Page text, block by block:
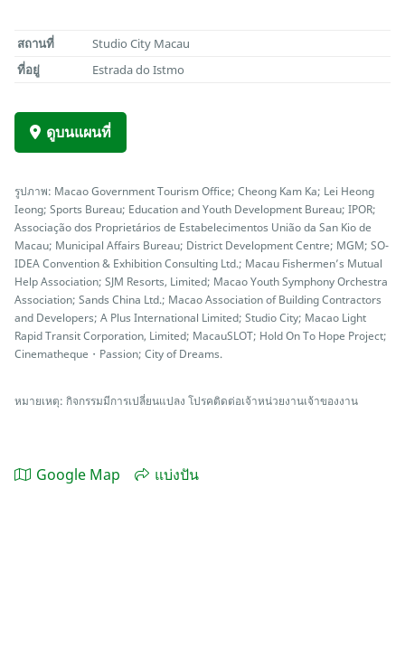
สถานที่
Studio City Macau
ที่อยู่
Estrada do Istmo
ดูบนแผนที่
รูปภาพ: Macao Government Tourism Office; Cheong Kam Ka; Lei Heong
Ieong; Sports Bureau; Education and Youth Development Bureau; IPOR;
Associação dos Proprietários de Estabelecimentos União da San Kio de
Macau; Municipal Affairs Bureau; District Development Centre; MGM; SO-
IDEA Convention & Exhibition Consulting Ltd.; Macau Fishermen’s Mutual
Help Association; SJM Resorts, Limited; Macao Youth Symphony Orchestra
Association; Sands China Ltd.; Macao Association of Building Contractors
and Developers; A Plus International Limited; Studio City; Macao Light
Rapid Transit Corporation, Limited; MacauSLOT; Hold On To Hope Project;
Cinematheque・Passion; City of Dreams.
หมายเหตุ: กิจกรรมมีการเปลี่ยนแปลง โปรคติดต่อเจ้าหน่วยงานเจ้าของงาน
Google Map แบ่งปัน